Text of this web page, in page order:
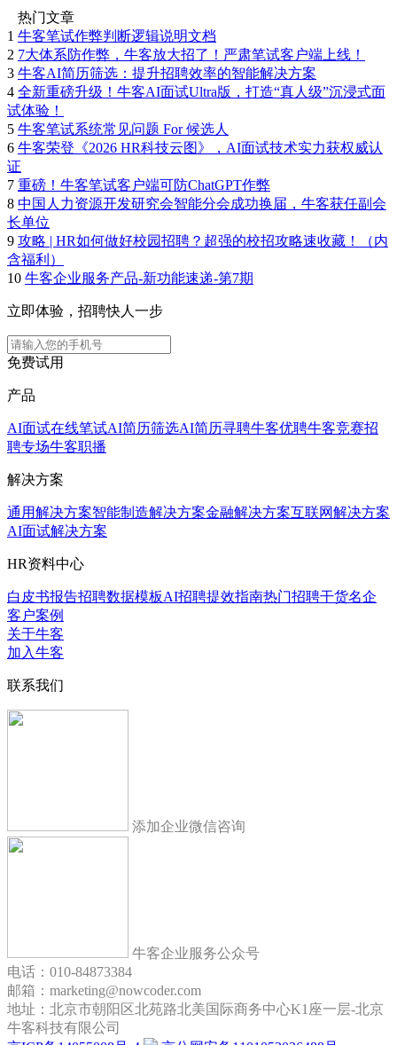
热门文章
1 牛客笔试作弊判断逻辑说明文档
2 7大体系防作弊，牛客放大招了！严肃笔试客户端上线！
3 牛客AI简历筛选：提升招聘效率的智能解决方案
4 全新重磅升级！牛客AI面试Ultra版，打造“真人级”沉浸式面
试体验！
5 牛客笔试系统常见问题 For 候选人
6 牛客荣登《2026 HR科技云图》，AI面试技术实力获权威认
证
7 重磅！牛客笔试客户端可防ChatGPT作弊
8 中国人力资源开发研究会智能分会成功换届，牛客获任副会
长单位
9 攻略 | HR如何做好校园招聘？超强的校招攻略速收藏！（内
含福利）
10 牛客企业服务产品-新功能速递-第7期
立即体验，招聘快人一步
免费试用
产品
AI面试在线笔试AI简历筛选AI简历寻聘牛客优聘牛客竞赛招
聘专场牛客职播
解决方案
通用解决方案智能制造解决方案金融解决方案互联网解决方案
AI面试解决方案
HR资料中心
白皮书报告招聘数据模板AI招聘提效指南热门招聘干货名企
客户案例
关于牛客
加入牛客
联系我们
添加企业微信咨询
牛客企业服务公众号
电话：010-84873384
邮箱：marketing@nowcoder.com
地址：北京市朝阳区北苑路北美国际商务中心K1座一层-北京
牛客科技有限公司